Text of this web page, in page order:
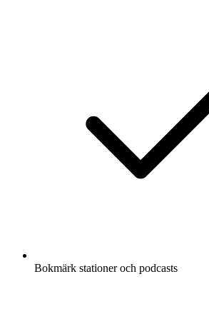
Bokmärk stationer och podcasts